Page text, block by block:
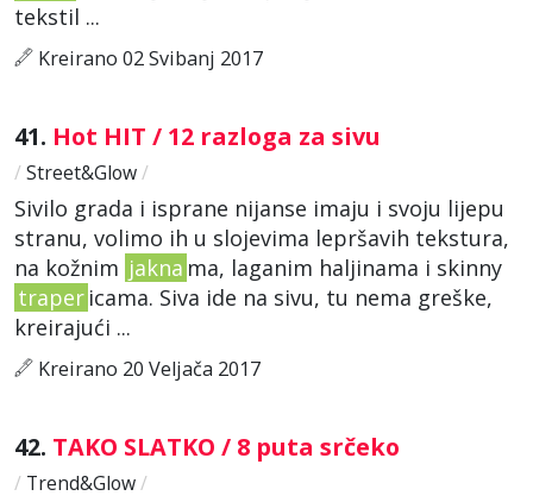
tekstil ...
Kreirano 02 Svibanj 2017
41. Hot HIT / 12 razloga za sivu
/ Street&Glow/
Sivilo grada i isprane nijanse imaju i svoju lijepu
stranu, volimo ih u slojevima lepršavih tekstura,
na kožnim jakna ma, laganim haljinama i skinny
traper icama. Siva ide na sivu, tu nema greške,
kreirajući ...
Kreirano 20 Veljača 2017
42. TAKO SLATKO / 8 puta srčeko
/ Trend&Glow/